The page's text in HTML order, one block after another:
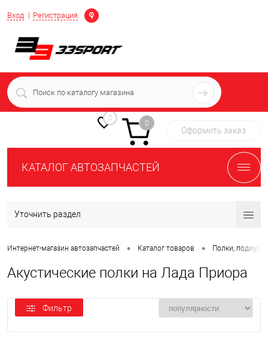
Вход Регистрация
Определение
+7 (939) 716-10-06
пн-пт 7:00-16:00 МСК
0
0
Оформить заказ
КАТАЛОГ АВТОЗАПЧАСТЕЙ
Уточнить раздел
Интернет-магазин автозапчастей • Каталог товаров • Полки,
Акустические полки на Лада Приора
Фильтр